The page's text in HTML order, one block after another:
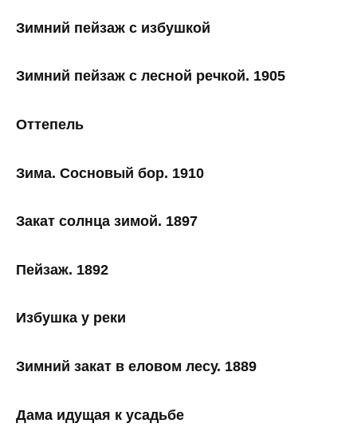
Зимний пейзаж с избушкой
Зимний пейзаж с лесной речкой. 1905
Оттепель
Зима. Сосновый бор. 1910
Закат солнца зимой. 1897
Пейзаж. 1892
Избушка у реки
Зимний закат в еловом лесу. 1889
Дама идущая к усадьбе